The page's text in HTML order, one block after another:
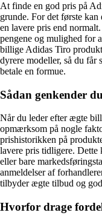
At finde en god pris på
grunde. For det første
en lavere pris end
pengene og mulighed for
billige Adidas Tiro
dyrere modeller, så du
betale en formue.
Sådan genkender
Når du leder efter ægte
opmærksom på nogle
prishistorikken på
lavere pris tidligere.
eller bare
anmeldelser af
tilbyder ægte tilbud og
Hvorfor drage